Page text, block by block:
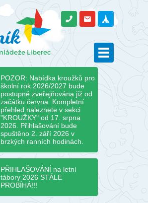
POZOR: Nabídka kroužků pro
školní rok 2026/2027 bude
postupně zveřejňována již od
začátku června. Kompletní
přehled naleznete v sekci
"KROUŽKY" od 17. srpna
2026. Přihlašování bude
spuštěno 2. září 2026 v
brzkých ranních hodinách.
PŘIHLAŠOVÁNÍ na letní
tábory 2026 STÁLE
PROBÍHÁ!!!